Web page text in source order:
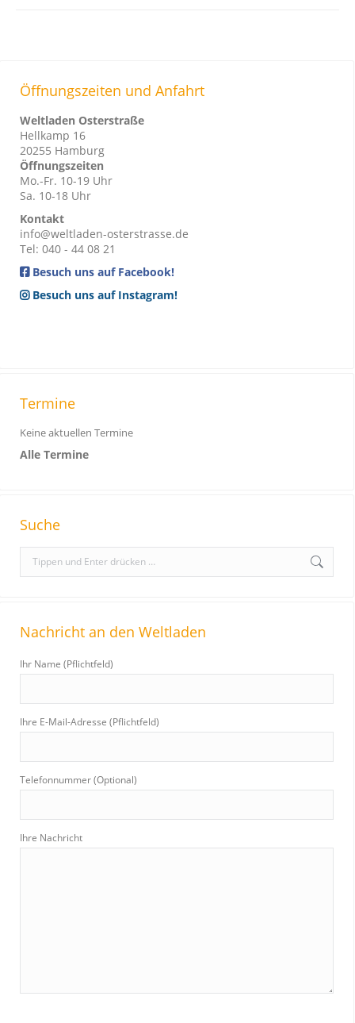
Öffnungszeiten und Anfahrt
Weltladen Osterstraße
Hellkamp 16
20255 Hamburg
Öffnungszeiten
Mo.-Fr. 10-19 Uhr
Sa. 10-18 Uhr
Kontakt
info@weltladen-osterstrasse.de
Tel: 040 - 44 08 21
Besuch uns auf Facebook!
Besuch uns auf Instagram!
Termine
Keine aktuellen Termine
Alle Termine
Suche
e
c
:
Nachricht an den Weltladen
Ihr Name (Pflichtfeld)
Ihre E-Mail-Adresse (Pflichtfeld)
Telefonnummer (Optional)
Ihre Nachricht